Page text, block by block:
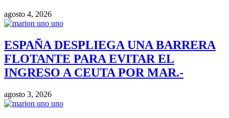
agosto 4, 2026
ESPAÑA DESPLIEGA UNA BARRERA
FLOTANTE PARA EVITAR EL
INGRESO A CEUTA POR MAR.-
agosto 3, 2026